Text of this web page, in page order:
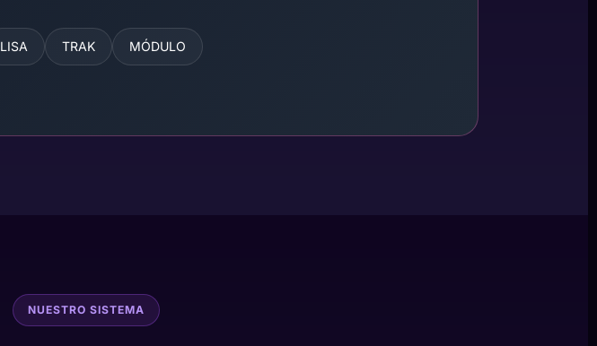
LISA TRAK MÓDULO
NUESTRO SISTEMA